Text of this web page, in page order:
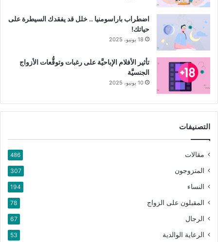
اضطراب باراسومنيا .. خلل قد يفقدك السيطرة على
حياتك!
18 يونيو، 2025
تأثير الأفلام الإباحيَّة على رغبات وتوقُّعات الأزواج
الجنسيَّة
10 يونيو، 2025
التصنيفات
مقالات 486
المتزوجون 307
النساء 194
المقبلون على الزواج 78
الرجال 67
الرعاية الوالدية 53